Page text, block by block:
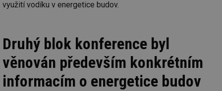
využití vodíku v energetice budov.
Druhý blok konference byl
věnován především konkrétním
informacím o energetice budov